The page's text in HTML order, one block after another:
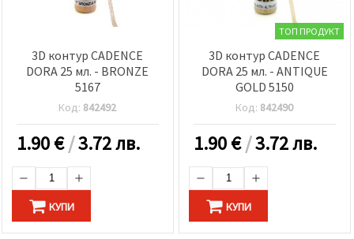
3D контур CADENCE
DORA 25 мл. - BRONZE
5167
Код: 842492
1.90€/3.72 лв.
КУПИ
ТОП ПРОДУКТ
3D контур CADENCE
DORA 25 мл. - ANTIQUE
GOLD 5150
Код: 842490
1.90€/3.72 лв.
КУПИ